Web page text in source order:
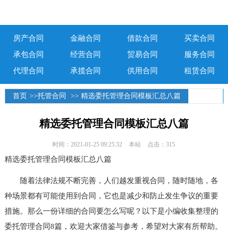
房产合同 金融合同 借款合同
买卖合同
承包合同
经营合同 贸易合同
服务合同
代理合同
承揽合同 供用合同 租赁合同
首页 >>托管合同 >> 精选委托管理合同模板汇总八篇
精选委托管理合同模板汇总八篇
时间：2021-01-25 09:25:32 本站 点击：315
精选委托管理合同模板汇总八篇
随着法律法规不断完善，人们越发重视合同，随时随地，各
种场景都有可能使用到合同，它也是减少和防止发生争议的重要
措施。那么一份详细的合同要怎么写呢？以下是小编收集整理的
委托管理合同8篇，欢迎大家借鉴与参考，希望对大家有所帮助。